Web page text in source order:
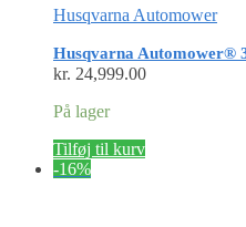
Husqvarna Automower
Husqvarna Automower®
kr. 24,999.00
På lager
Tilføj til kurv
-16%